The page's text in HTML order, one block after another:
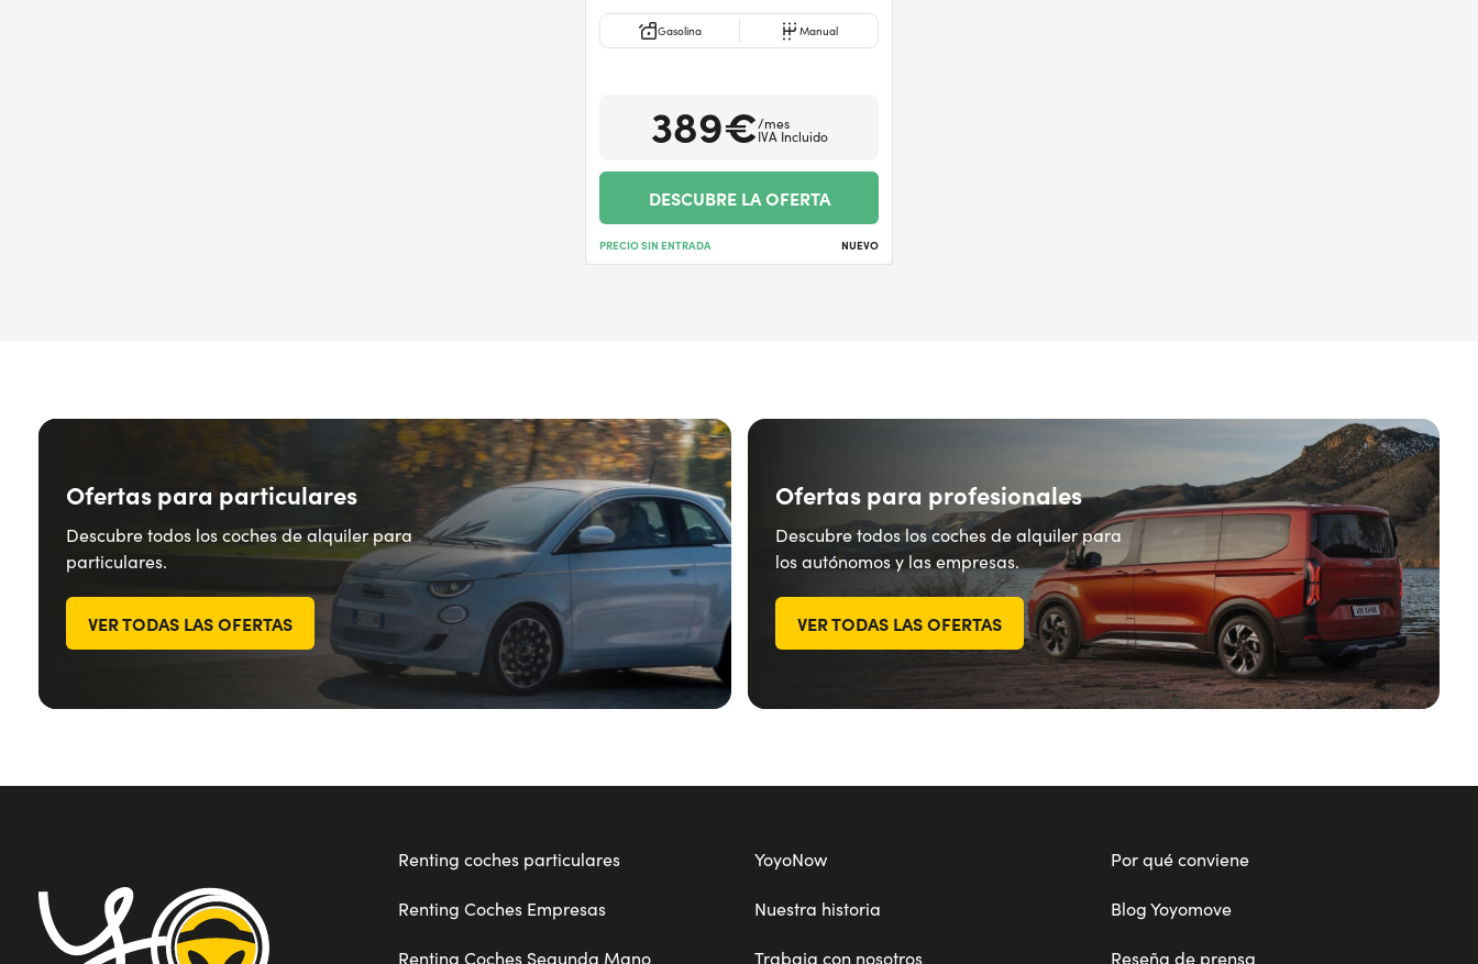
Gasolina Manual
389€/mes
IVA Incluido
DESCUBRE LA OFERTA
PRECIO SIN ENTRADA NUEVO
Ofertas para particulares
Descubre todos los coches de alquiler para
particulares.
VER TODAS LAS OFERTAS
Ofertas para profesionales
Descubre todos los coches de alquiler para
los autónomos y las empresas.
VER TODAS LAS OFERTAS
Renting coches particulares
Renting Coches Empresas
Renting Coches Segunda Mano
YoyoNow
Nuestra historia
Trabaja con nosotros
Por qué conviene
Blog Yoyomove
Reseña de prensa